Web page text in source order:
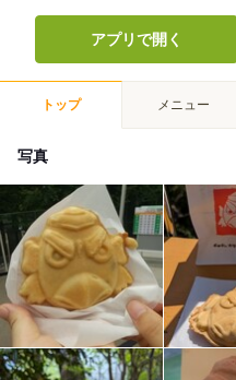
アプリで開く
トップ メニュー
写真